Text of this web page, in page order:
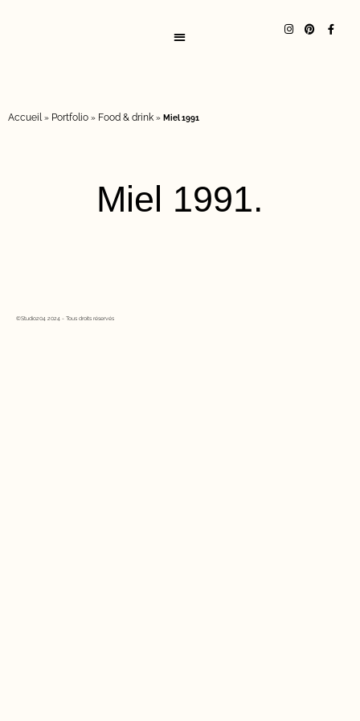
Accueil » Portfolio » Food & drink » Miel 1991
Miel 1991.
©Studio204 2024 - Tous droits réservés